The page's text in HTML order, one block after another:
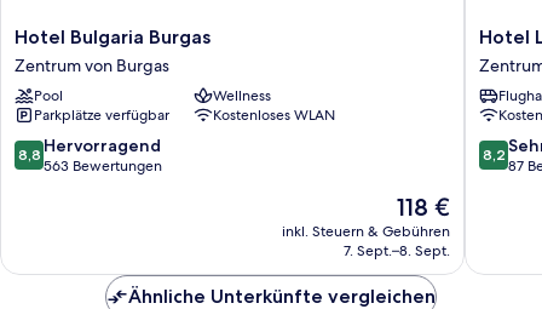
Hotel
Bulgaria
Burgas
Zentrum
von
Burgas
Hotel Bulgaria Burgas
Zentrum von Burgas
Pool
Wellness
Parkplätze verfügbar
Kostenloses WLAN
8.8
von
8,8 Hervorragend
563 Bewertungen
Der
Preis
beträgt
118 €
inkl. Steuern & Gebühren
7. Sept.–8. Sept.
Hotel
Luxor
von
Burgas
Hotel
8.2
von
8,2
87
Ähnliche Unterkünfte vergleichen